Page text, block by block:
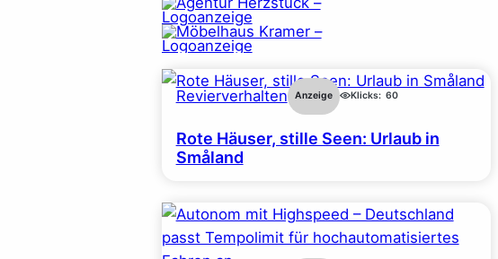
Revierverhalten Anzeige Klicks: 60
Rote Häuser, stille Seen: Urlaub in
Småland